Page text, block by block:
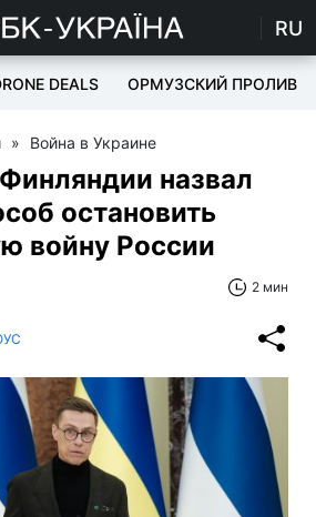
RU
DEALS ОРМУЗСКИЙ ПРОЛИВ
» Война в Украине
назвал
остановить
войну России
2 мин